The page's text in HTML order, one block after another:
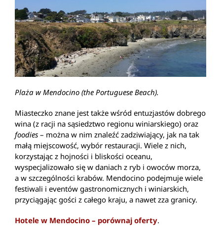
Plaża w Mendocino (the Portuguese Beach).
Miasteczko znane jest także wśród entuzjastów dobrego
wina (z racji na sąsiedztwo regionu winiarskiego) oraz
foodies – można w nim znaleźć zadziwiający, jak na tak
małą miejscowość, wybór restauracji. Wiele z nich,
korzystając z hojności i bliskości oceanu,
wyspecjalizowało się w daniach z ryb i owoców morza,
a w szczególności krabów. Mendocino podejmuje wiele
festiwali i eventów gastronomicznych i winiarskich,
przyciągając gości z całego kraju, a nawet zza granicy.
Hotele w Mendocino – porównaj oferty.